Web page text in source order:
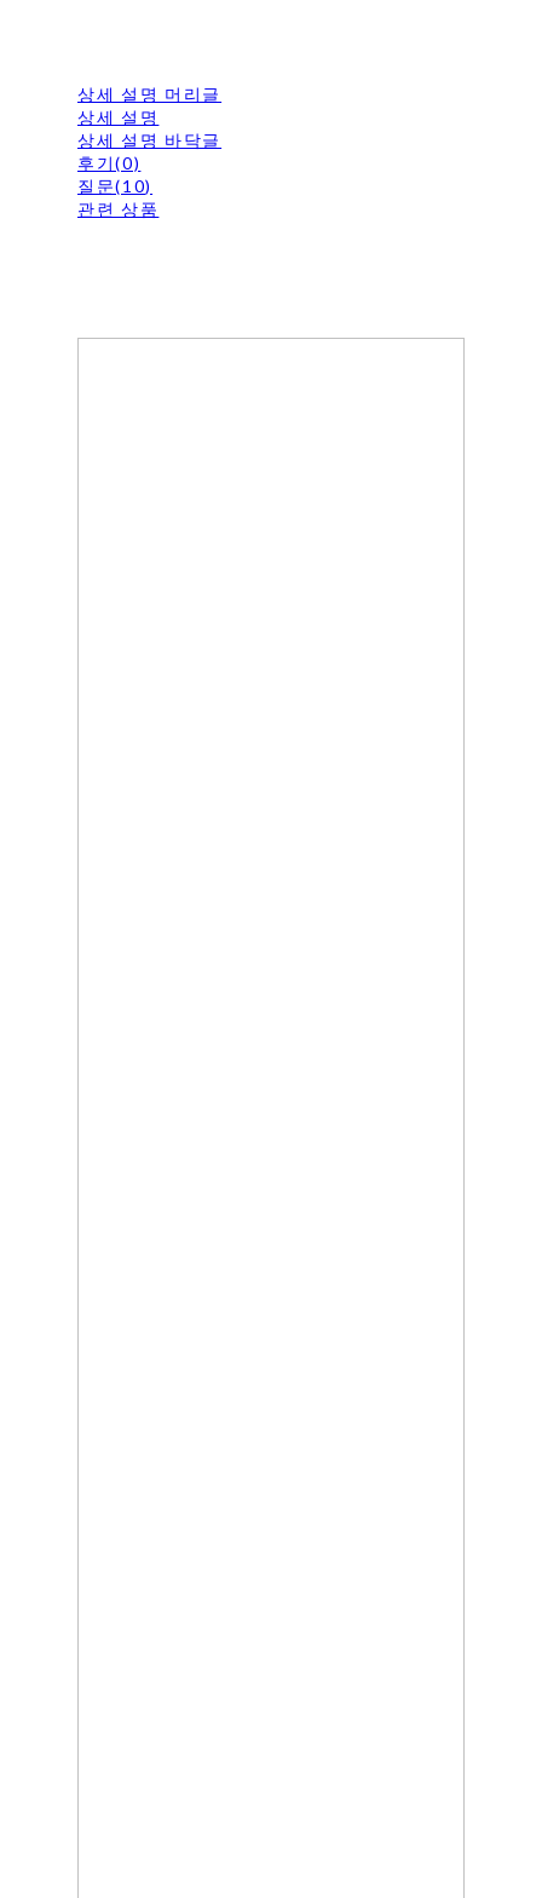
상세 설명 머리글
상세 설명
상세 설명 바닥글
후기(0)
질문(10)
관련 상품